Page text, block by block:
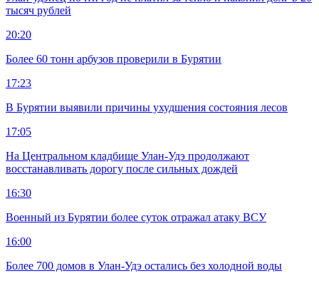
тысяч рублей
20:20
Более 60 тонн арбузов проверили в Бурятии
17:23
В Бурятии выявили причины ухудшения состояния лесов
17:05
На Центральном кладбище Улан-Удэ продолжают
восстанавливать дорогу после сильных дождей
16:30
Военный из Бурятии более суток отражал атаку ВСУ
16:00
Более 700 домов в Улан-Удэ остались без холодной воды